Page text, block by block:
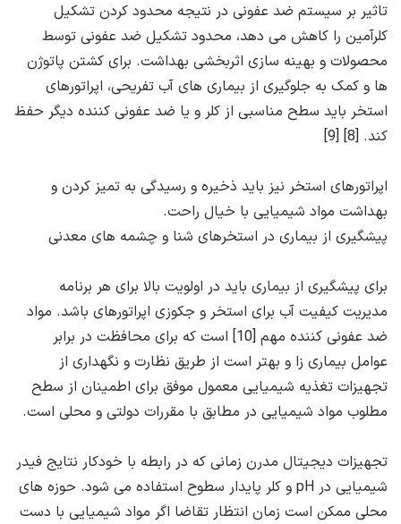
تاثیر بر سیستم ضد عفونی در نتیجه محدود کردن تشکیل
کلرآمین را کاهش می دهد، محدود تشکیل ضد عفونی توسط
محصولات و بهینه سازی اثربخشی بهداشت. برای کشتن پاتوژن
ها و کمک به جلوگیری از بیماری های آب تفریحی، اپراتورهای
استخر باید سطح مناسبی از کلر و یا ضد عفونی کننده دیگر حفظ
کند. [8] [9]
اپراتورهای استخر نیز باید ذخیره و رسیدگی به تمیز کردن و
بهداشت مواد شیمیایی با خیال راحت.
پیشگیری از بیماری در استخرهای شنا و چشمه های معدنی
برای پیشگیری از بیماری باید در اولویت بالا برای هر برنامه
مدیریت کیفیت آب برای استخر و جکوزی اپراتورهای باشد. مواد
ضد عفونی کننده مهم [10] است که برای محافظت در برابر
عوامل بیماری زا و بهتر است از طریق نظارت و نگهداری از
تجهیزات تغذیه شیمیایی معمول موفق برای اطمینان از سطح
مطلوب مواد شیمیایی در مطابق با مقررات دولتی و محلی است.
تجهیزات دیجیتال مدرن زمانی که در رابطه با خودکار نتایج فیدر
شیمیایی در pH و کلر پایدار سطوح استفاده می شود. حوزه های
محلی ممکن است زمان انتظار تقاضا اگر مواد شیمیایی با دست